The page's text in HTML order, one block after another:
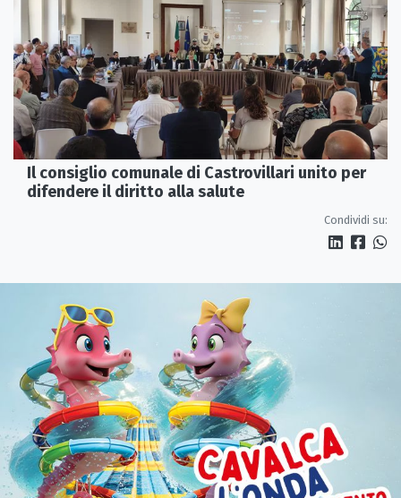
Il consiglio comunale di Castrovillari unito per
difendere il diritto alla salute
Condividi su: